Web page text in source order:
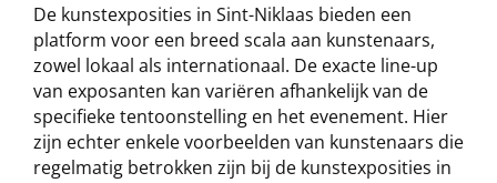
De kunstexposities in Sint-Niklaas bieden een
platform voor een breed scala aan kunstenaars,
zowel lokaal als internationaal. De exacte line-up
van exposanten kan variëren afhankelijk van de
specifieke tentoonstelling en het evenement. Hier
zijn echter enkele voorbeelden van kunstenaars die
regelmatig betrokken zijn bij de kunstexposities in